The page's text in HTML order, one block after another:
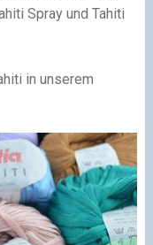
Spray und Tahiti
in unserem